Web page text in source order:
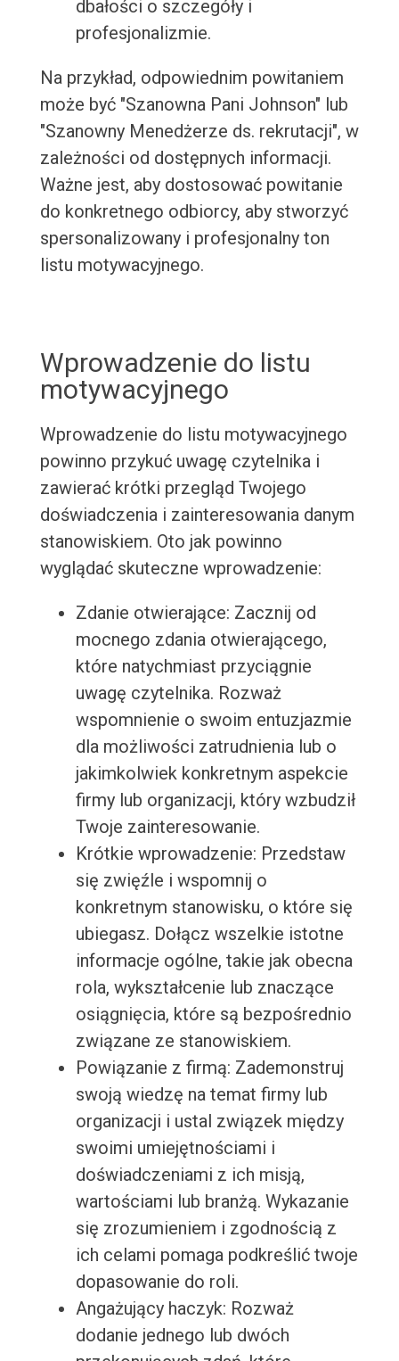
dbałości o szczegóły i
profesjonalizmie.
Na przykład, odpowiednim powitaniem
może być "Szanowna Pani Johnson" lub
"Szanowny Menedżerze ds. rekrutacji", w
zależności od dostępnych informacji.
Ważne jest, aby dostosować powitanie
do konkretnego odbiorcy, aby stworzyć
spersonalizowany i profesjonalny ton
listu motywacyjnego.
Wprowadzenie do listu
motywacyjnego
Wprowadzenie do listu motywacyjnego
powinno przykuć uwagę czytelnika i
zawierać krótki przegląd Twojego
doświadczenia i zainteresowania danym
stanowiskiem. Oto jak powinno
wyglądać skuteczne wprowadzenie:
Zdanie otwierające: Zacznij od
mocnego zdania otwierającego,
które natychmiast przyciągnie
uwagę czytelnika. Rozważ
wspomnienie o swoim entuzjazmie
dla możliwości zatrudnienia lub o
jakimkolwiek konkretnym aspekcie
firmy lub organizacji, który wzbudził
Twoje zainteresowanie.
Krótkie wprowadzenie: Przedstaw
się zwięźle i wspomnij o
konkretnym stanowisku, o które się
ubiegasz. Dołącz wszelkie istotne
informacje ogólne, takie jak obecna
rola, wykształcenie lub znaczące
osiągnięcia, które są bezpośrednio
związane ze stanowiskiem.
Powiązanie z firmą: Zademonstruj
swoją wiedzę na temat firmy lub
organizacji i ustal związek między
swoimi umiejętnościami i
doświadczeniami z ich misją,
wartościami lub branżą. Wykazanie
się zrozumieniem i zgodnością z
ich celami pomaga podkreślić twoje
dopasowanie do roli.
Angażujący haczyk: Rozważ
dodanie jednego lub dwóch